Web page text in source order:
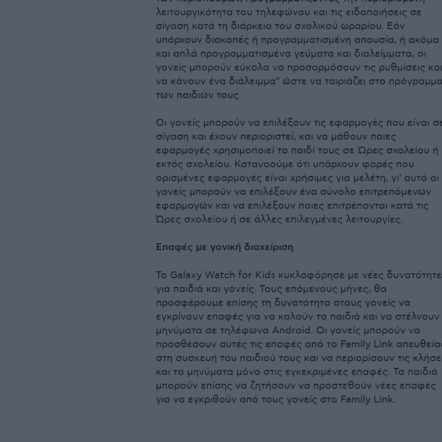
λειτουργικότητα του τηλεφώνου και τις ειδοποιήσεις σε
σίγαση κατά τη διάρκεια του σχολικού ωραρίου. Εάν
υπάρχουν διακοπές ή προγραμματισμένη απουσία, ή ακόμα
και απλά προγραμματισμένα γεύματα και διαλείμματα, οι
γονείς μπορούν εύκολα να προσαρμόσουν τις ρυθμίσεις και
να κάνουν ένα διάλειμμα" ώστε να ταιριάζει στο
των παιδιών τους.
Οι γονείς μπορούν να επιλέξουν τις εφαρμογές που είναι
σίγαση και έχουν περιοριστεί, και να μάθουν ποιες
εφαρμογές χρησιμοποιεί το παιδί τους σε Ώρες σχολείου ή
εκτός σχολείου. Κατανοούμε ότι υπάρχουν φορές που
ορισμένες εφαρμογές είναι χρήσιμες για μελέτη, γι' αυτό οι
γονείς μπορούν να επιλέξουν ένα σύνολο επιτρεπόμενων
εφαρμογών και να επιλέξουν ποιες επιτρέπονται κατά τις
Ώρες σχολείου ή σε άλλες επιλεγμένες λειτουργίες.
Επαφές με γονική διαχείριση
Το Galaxy Watch for Kids κυκλοφόρησε με νέες
για παιδιά και γονείς. Τους επόμενους μήνες, θα
προσφέρουμε επίσης τη δυνατότητα στους γονείς να
εγκρίνουν επαφές για να καλούν τα παιδιά και να στέλνουν
μηνύματα σε τηλέφωνα Android. Οι γονείς μπορούν να
προσθέσουν αυτές τις επαφές από το Family Link
στη συσκευή του παιδιού τους και να περιορίσουν τις
και τα μηνύματα μόνο στις εγκεκριμένες επαφές. Τα παιδιά
μπορούν επίσης να ζητήσουν να προστεθούν νέες επαφές
για να εγκριθούν από τους γονείς στο Family Link.